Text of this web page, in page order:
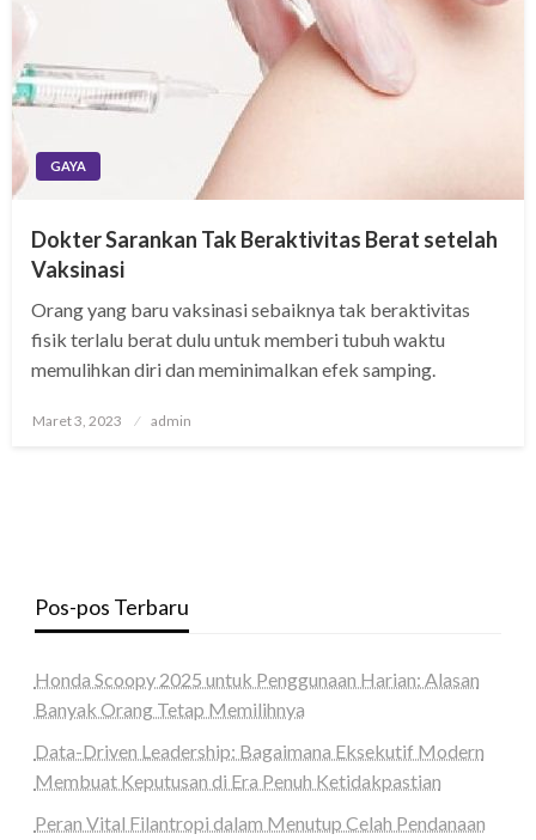
GAYA
Dokter Sarankan Tak Beraktivitas Berat setelah
Vaksinasi
Orang yang baru vaksinasi sebaiknya tak beraktivitas
fisik terlalu berat dulu untuk memberi tubuh waktu
memulihkan diri dan meminimalkan efek samping.
Posted
Maret 3, 2023 admin
Pos-pos Terbaru
Honda Scoopy 2025 untuk Penggunaan Harian: Alasan
Banyak Orang Tetap Memilihnya
Data-Driven Leadership: Bagaimana Eksekutif Modern
Membuat Keputusan di Era Penuh Ketidakpastian
Peran Vital Filantropi dalam Menutup Celah Pendanaan